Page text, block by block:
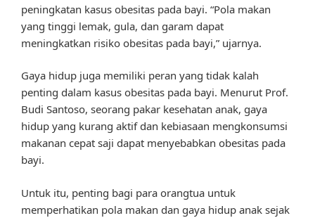
peningkatan kasus obesitas pada bayi. “Pola makan
yang tinggi lemak, gula, dan garam dapat
meningkatkan risiko obesitas pada bayi,” ujarnya.
Gaya hidup juga memiliki peran yang tidak kalah
penting dalam kasus obesitas pada bayi. Menurut Prof.
Budi Santoso, seorang pakar kesehatan anak, gaya
hidup yang kurang aktif dan kebiasaan mengkonsumsi
makanan cepat saji dapat menyebabkan obesitas pada
bayi.
Untuk itu, penting bagi para orangtua untuk
memperhatikan pola makan dan gaya hidup anak sejak